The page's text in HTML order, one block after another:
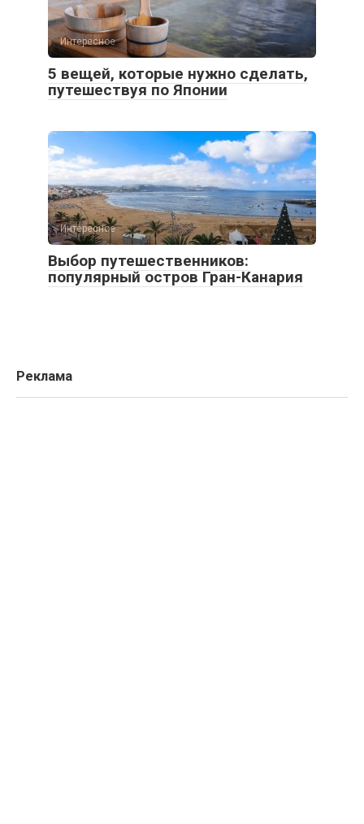
Интересное
5 вещей, которые нужно сделать,
путешествуя по Японии
Интересное
Выбор путешественников:
популярный остров Гран-Канария
Реклама